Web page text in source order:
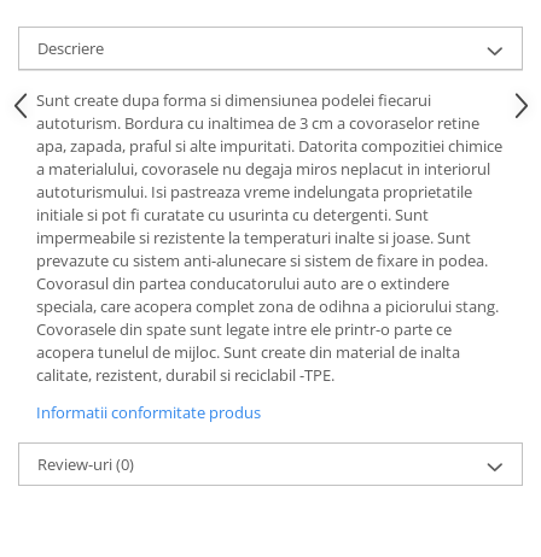
Lichid de frana
Vaselina si spray-uri tehnice moto
Filtre moto
Filtru combustibil
Buson golire ulei
Filtru ulei moto
Filtru aer moto
Intretinere si curatare filtre moto
Intretinere moto
Intretinere echipament moto
Curatare moto
Antifurt
Descriere
Sunt create dupa forma si dimensiunea podelei fiecarui
autoturism. Bordura cu inaltimea de 3 cm a covoraselor retine
apa, zapada, praful si alte impuritati. Datorita compozitiei chimice
a materialului, covorasele nu degaja miros neplacut in interiorul
autoturismului. Isi pastreaza vreme indelungata proprietatile
initiale si pot fi curatate cu usurinta cu detergenti. Sunt
impermeabile si rezistente la temperaturi inalte si joase. Sunt
prevazute cu sistem anti-alunecare si sistem de fixare in podea.
Covorasul din partea conducatorului auto are o extindere
speciala, care acopera complet zona de odihna a piciorului stang.
Covorasele din spate sunt legate intre ele printr-o parte ce
acopera tunelul de mijloc. Sunt create din material de inalta
calitate, rezistent, durabil si reciclabil -TPE.
Informatii conformitate produs
Review-uri(0)